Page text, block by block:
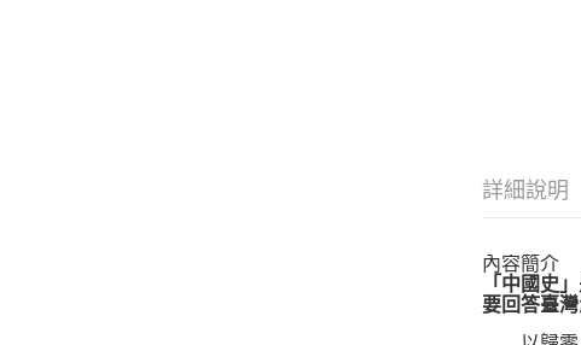
詳細說明
內容簡介
「中國史
要回答臺